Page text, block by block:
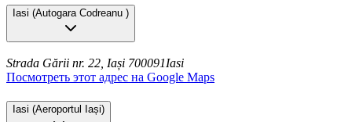
Iasi (Autogara Codreanu )
Strada Gării nr. 22, Iași 700091Iasi
Посмотреть этот адрес на Google Maps
Iasi (Aeroportul Iași)